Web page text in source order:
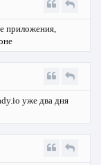
приложения,
уже два дня